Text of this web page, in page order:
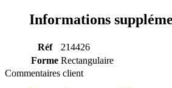
Informations
Réf
214426
Forme Rectangulaire
Commentaires client